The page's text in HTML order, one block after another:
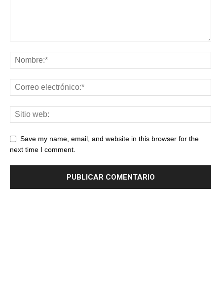
Save my name, email, and website in this browser for the
next time I comment.